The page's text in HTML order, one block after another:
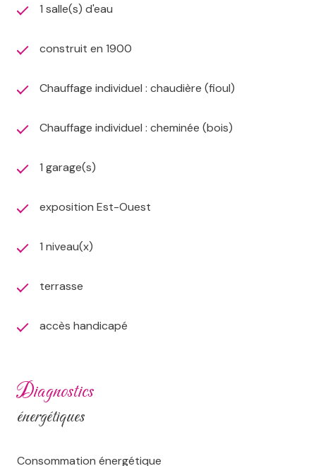
1 salle(s) d'eau
construit en 1900
Chauffage individuel : chaudière (fioul)
Chauffage individuel : cheminée (bois)
1 garage(s)
exposition Est-Ouest
1 niveau(x)
terrasse
accès handicapé
diagnostics
énergétiques
Consommation énergétique